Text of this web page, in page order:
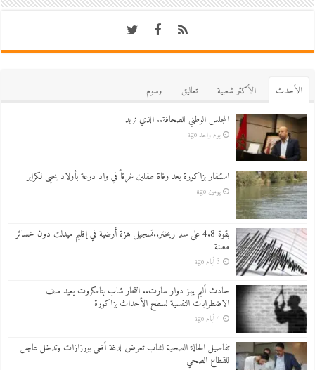
اﻷحدث اﻷكثر شعبية تعاليق
وسوم
المجلس الوطني للصحافة.. الذي نريد
يوم واحد ago
استنفار بزاكورة بعد وفاة طفلين غرقاً في واد درعة بأولاد يحيى لكراير
يومين ago
بقوة 4.8 على سلم ريختر..تسجيل هزة أرضية في إقليم ميدلت دون خسائر
معلنة
3 أيام ago
حادث أليم يهز دوار سارت.. انتحار شاب بتامكروت يعيد ملف
الاضطرابات النفسية لسطح الأحداث بزاكورة
4 أيام ago
تفاصيل الحالة الصحية لشاب تعرض لدغة أفعى بورزازات وتدخل عاجل
للقطاع الصحي